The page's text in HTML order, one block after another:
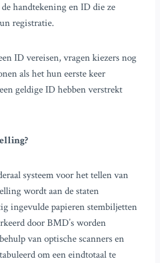
handtekening en ID die ze
registratie.
ID vereisen, vragen kiezers nog
als het hun eerste keer
geldige ID hebben verstrekt
systeem voor het tellen van
wordt aan de staten
ingevulde papieren stembiljetten
door BMD’s worden
van optische scanners en
om een eindtotaal te